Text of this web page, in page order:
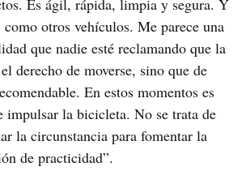
Es ágil, rápida, limpia y segura. Y
como otros vehículos. Me parece una
que nadie esté reclamando que la
derecho de moverse, sino que de
En estos momentos es
impulsar la bicicleta. No se trata de
la circunstancia para fomentar la
de practicidad”.